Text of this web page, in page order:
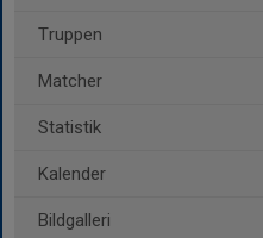
Truppen
Matcher
Statistik
Kalender
Bildgalleri